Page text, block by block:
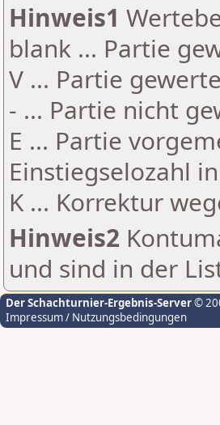
Hinweis1
blank ... Partie
V ... Partie
- ... Partie nicht
E ... Partie
Einstiegselozahl
K ... Korrektur
Hinweis2
und sind in der
Der Schachturnier-Ergebnis-Server©
Impressum / Nutzungsbedingungen